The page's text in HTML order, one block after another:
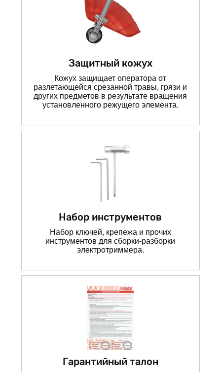
Защитный кожух
Кожух защищает оператора от
разлетающейся срезанной травы, грязи и
других предметов в результате вращения
установленного режущего элемента.
Набор инструментов
Набор ключей, крепежа и прочих
инструментов для сборки-разборки
электротриммера.
Гарантийный талон